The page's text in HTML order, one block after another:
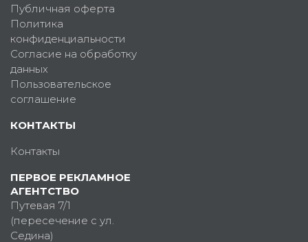
Публичная оферта
Политика
конфиденциальности
Согласие на обработку
данных
Пользовательское
соглашение
КОНТАКТЫ
Контакты
ПЕРВОЕ РЕКЛАМНОЕ
АГЕНТСТВО
Путевая 7/1
(пересечение с ул.
Седина)